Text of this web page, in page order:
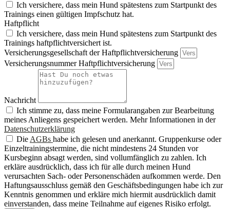
Ich versichere, dass mein Hund spätestens zum Startpunkt des
Trainings einen gültigen Impfschutz hat.
Haftpflicht
Ich versichere, dass mein Hund spätestens zum Startpunkt des
Trainings haftpflichtversichert ist.
Versicherungsgesellschaft der Haftpflichtversicherung
Versicherungsnummer Haftpflichtversicherung
Nachricht
Ich stimme zu, dass meine Formularangaben zur Bearbeitung
meines Anliegens gespeichert werden. Mehr Informationen in der
Datenschutzerklärung
Die AGBs habe ich gelesen und anerkannt. Gruppenkurse oder
Einzeltrainingstermine, die nicht mindestens 24 Stunden vor
Kursbeginn absagt werden, sind vollumfänglich zu zahlen. Ich
erkläre ausdrücklich, dass ich für alle durch meinen Hund
verursachten Sach- oder Personenschäden aufkommen werde. Den
Haftungsausschluss gemäß den Geschäftsbedingungen habe ich zur
Kenntnis genommen und erkläre mich hiermit ausdrücklich damit
einverstanden, dass meine Teilnahme auf eigenes Risiko erfolgt.